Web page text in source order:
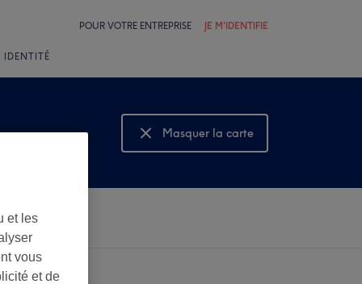
POUR VOTRE ENTREPRISE JE M'IDENTIFIE
IDENTITÉ
Masquer la carte
Montrer la carte
et les
vous
et de